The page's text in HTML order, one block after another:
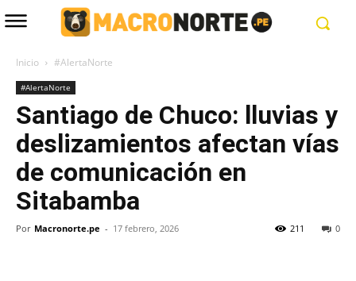
Inicio #AlertaNorte
#AlertaNorte
Santiago de Chuco: lluvias y
deslizamientos afectan vías
de comunicación en
Sitabamba
Por Macronorte.pe - 17 febrero, 2026 0
211